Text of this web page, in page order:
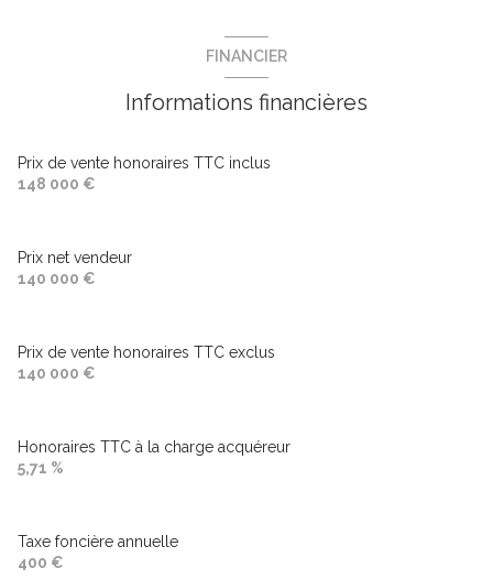
FINANCIER
Informations financières
Prix de vente honoraires TTC inclus
148 000 €
Prix net vendeur
140 000 €
Prix de vente honoraires TTC exclus
140 000 €
Honoraires TTC à la charge acquéreur
5,71 %
Taxe foncière annuelle
400 €